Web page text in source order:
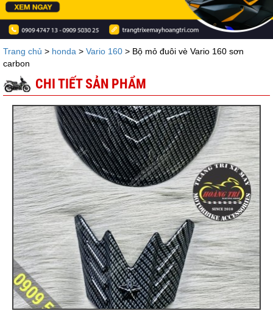
Trang chủ > honda > Vario 160 > Bộ mỏ đuôi vè Vario 160 sơn
carbon
CHI TIẾT SẢN PHẨM